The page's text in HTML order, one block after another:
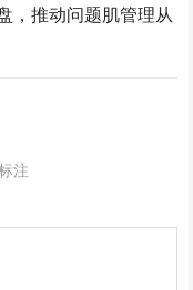
，推动问题肌管理从
注